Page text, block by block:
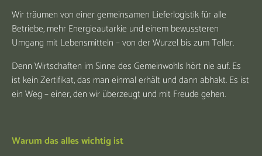
Wir träumen von einer gemeinsamen Lieferlogistik für alle
Betriebe, mehr Energieautarkie und einem bewussteren
Umgang mit Lebensmitteln – von der Wurzel bis zum Teller.
Denn Wirtschaften im Sinne des Gemeinwohls hört nie auf. Es
ist kein Zertifikat, das man einmal erhält und dann abhakt. Es ist
ein Weg – einer, den wir überzeugt und mit Freude gehen.
Warum das alles wichtig ist